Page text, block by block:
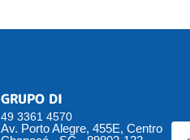
GRUPO DI
49 3361 4570
Av. Porto Alegre, 455E, Centro